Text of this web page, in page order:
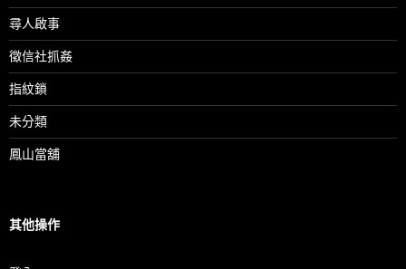
尋人啟事
徵信社抓姦
指紋鎖
未分類
鳳山當舖
其他操作